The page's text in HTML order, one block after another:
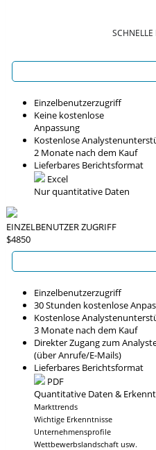
SCHNELLE
Einzelbenutzerzugriff
Keine kostenlose
Anpassung
Kostenlose
2 Monate nach dem Kauf
Lieferbares Berichtsformat
Excel
Nur quantitative Daten
EINZELBENUTZER ZUGRIFF
$4850
Einzelbenutzerzugriff
30 Stunden kostenlose
Kostenlose
3 Monate nach dem Kauf
Direkter Zugang zum
(über Anrufe/E-Mails)
Lieferbares Berichtsformat
PDF
Quantitative Daten &
Markttrends
Wichtige Erkenntnisse
Unternehmensprofile
Wettbewerbslandschaft usw.